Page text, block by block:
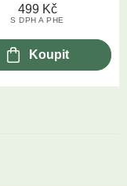
499 Kč
S DPH A PHE
Koupit